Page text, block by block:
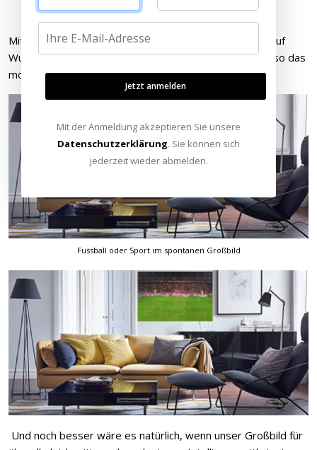
Auch hier: Potenzieller Raum für Großbilder…
Mit einem Gerät, das diese „brach liegenden“ Flächen auf
Wunsch mit einem bunten Bild füllen kann, hätten wir also das
mobile Großbild „auf Knopfdruck“ immer zur Hand!
Fussball oder Sport im spontanen Großbild
Und noch besser wäre es natürlich, wenn unser Großbild für
Jetzt anmelden
Mit der Anmeldung akzeptieren Sie unsere
Datenschutzerklärung. Sie können sich
jederzeit wieder abmelden.